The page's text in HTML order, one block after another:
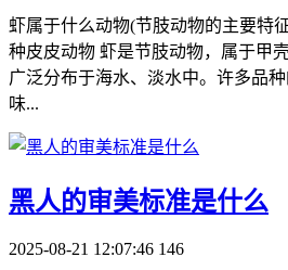
虾属于什么动物(节肢动物的主要特
种皮皮动物 虾是节肢动物，属于甲
广泛分布于海水、淡水中。许多品
味...
​黑人的审美标准是什么
2025-08-21 12:07:46 146